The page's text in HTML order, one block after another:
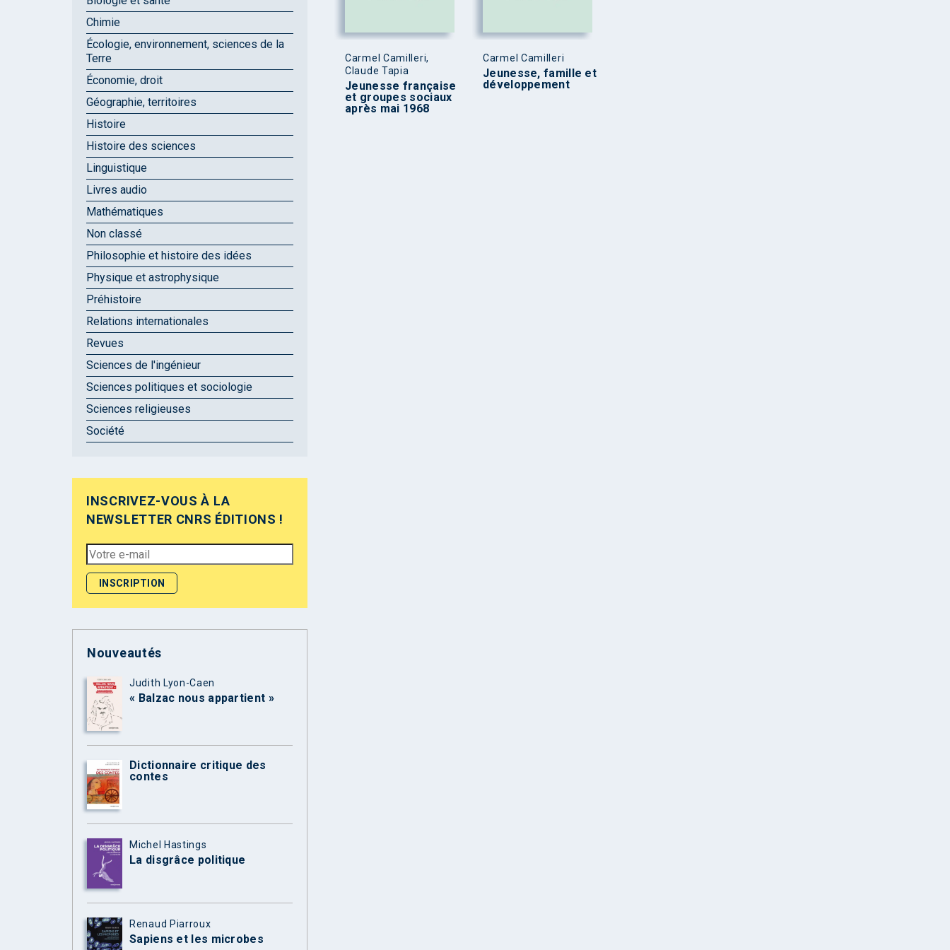
Carmel Camilleri,
Claude Tapia
Jeunesse française
et groupes sociaux
après mai 1968
Carmel Camilleri
Jeunesse, famille et
développement
Chimie
Écologie, environnement, sciences de la
Terre
Économie, droit
Géographie, territoires
Histoire
Histoire des sciences
Linguistique
Livres audio
Mathématiques
Non classé
Philosophie et histoire des idées
Physique et astrophysique
Préhistoire
Relations internationales
Revues
Sciences de l'ingénieur
Sciences politiques et sociologie
Sciences religieuses
Société
INSCRIVEZ-VOUS À LA
NEWSLETTER CNRS ÉDITIONS !
Nouveautés
Judith Lyon-Caen
« Balzac nous appartient »
Dictionnaire critique des
contes
Michel Hastings
La disgrâce politique
Renaud Piarroux
Sapiens et les microbes